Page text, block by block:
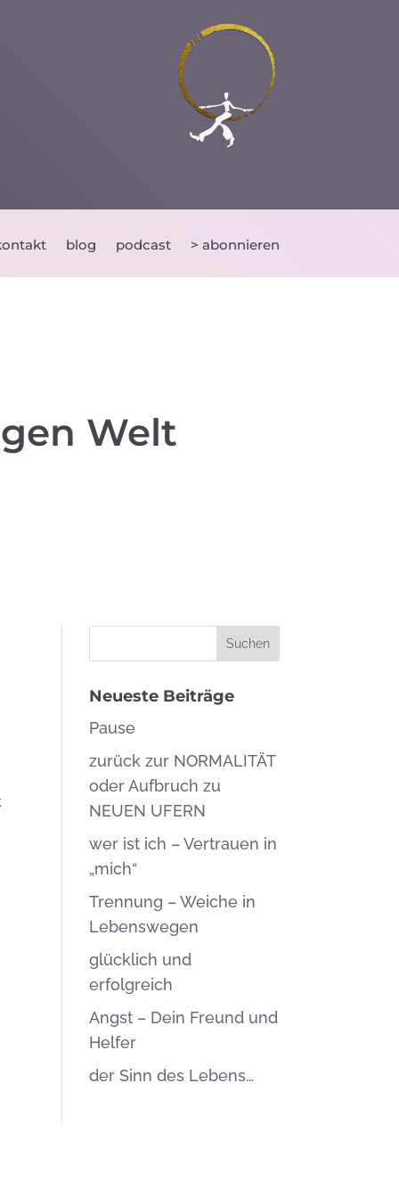
blog podcast > abonnieren
Welt
Neueste Beiträge
Pause
zurück zur NORMALITÄT
oder Aufbruch zu
NEUEN UFERN
wer ist ich – Vertrauen in
„mich“
Trennung – Weiche in
Lebenswegen
glücklich und
erfolgreich
Angst – Dein Freund und
Helfer
der Sinn des Lebens…